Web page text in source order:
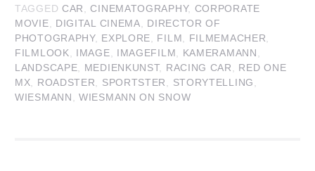
TAGGED CAR ,CINEMATOGRAPHY, CORPORATE
MOVIE
DIGITAL CINEMA
DIRECTOR OF
PHOTOGRAPHY, EXPLORE FILM FILMEMACHER
FILMLOOK
IMAGE IMAGEFILM KAMERAMANN
LANDSCAPE
MEDIENKUNST, RACING CAR
RED ONE
MX
ROADSTER SPORTSTER STORYTELLING
WIESMANN
,WIESMANN ON SNOW